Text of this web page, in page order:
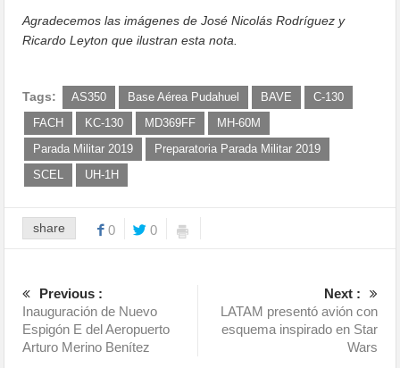
Agradecemos las imágenes de José Nicolás Rodríguez y
Ricardo Leyton que ilustran esta nota.
Tags: AS350 Base Aérea Pudahuel BAVE
C-130
FACH
KC-130 MD369FF
MH-60M
Parada Militar 2019
Preparatoria Parada Militar 2019
SCEL
UH-1H
share 0 0
Previous :
Inauguración de Nuevo
Espigón E del Aeropuerto
Arturo Merino Benítez
Next :
LATAM presentó avión con
esquema inspirado en Star
Wars